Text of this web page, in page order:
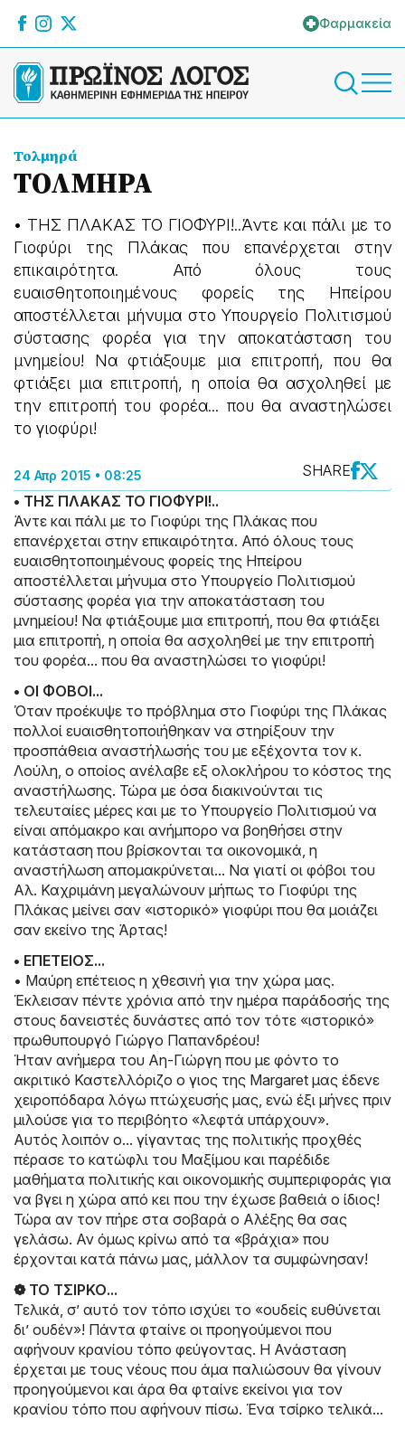
Φαρμακεία
Τολμηρά
ΤΟΛΜΗΡΑ
• ΤΗΣ ΠΛΑΚΑΣ ΤΟ ΓΙΟΦΥΡΙ!..Άντε και πάλι με το
Γιοφύρι της Πλάκας που επανέρχεται στην
επικαιρότητα. Από όλους τους
ευαισθητοποιημένους φορείς της Ηπείρου
αποστέλλεται μήνυμα στο Υπουργείο Πολιτισμού
σύστασης φορέα για την αποκατάσταση του
μνημείου! Να φτιάξουμε μια επιτροπή, που θα
φτιάξει μια επιτροπή, η οποία θα ασχοληθεί με
την επιτροπή του φορέα... που θα αναστηλώσει
το γιοφύρι!
24 Απρ 2015 • 08:25
SHARE
• ΤΗΣ ΠΛΑΚΑΣ ΤΟ ΓΙΟΦΥΡΙ!..
Άντε και πάλι με το Γιοφύρι της Πλάκας που
επανέρχεται στην επικαιρότητα. Από όλους τους
ευαισθητοποιημένους φορείς της Ηπείρου
αποστέλλεται μήνυμα στο Υπουργείο Πολιτισμού
σύστασης φορέα για την αποκατάσταση του
μνημείου! Να φτιάξουμε μια επιτροπή, που θα φτιάξει
μια επιτροπή, η οποία θα ασχοληθεί με την επιτροπή
του φορέα... που θα αναστηλώσει το γιοφύρι!
• ΟΙ ΦΟΒΟΙ...
Όταν προέκυψε το πρόβλημα στο Γιοφύρι της Πλάκας
πολλοί ευαισθητοποιήθηκαν να στηρίξουν την
προσπάθεια αναστήλωσής του με εξέχοντα τον κ.
Λούλη, ο οποίος ανέλαβε εξ ολοκλήρου το κόστος της
αναστήλωσης. Τώρα με όσα διακινούνται τις
τελευταίες μέρες και με το Υπουργείο Πολιτισμού να
είναι απόμακρο και ανήμπορο να βοηθήσει στην
κατάσταση που βρίσκονται τα οικονομικά, η
αναστήλωση απομακρύνεται... Να γιατί οι φόβοι του
Αλ. Καχριμάνη μεγαλώνουν μήπως το Γιοφύρι της
Πλάκας μείνει σαν «ιστορικό» γιοφύρι που θα μοιάζει
σαν εκείνο της Άρτας!
• ΕΠΕΤΕΙΟΣ...
• Μαύρη επέτειος η χθεσινή για την χώρα μας.
Έκλεισαν πέντε χρόνια από την ημέρα παράδοσής της
στους δανειστές δυνάστες από τον τότε «ιστορικό»
πρωθυπουργό Γιώργο Παπανδρέου!
Ήταν ανήμερα του Αη-Γιώργη που με φόντο το
ακριτικό Καστελλόριζο ο γιος της Margaret μας έδενε
χειροπόδαρα λόγω πτώχευσής μας, ενώ έξι μήνες πριν
μιλούσε για το περιβόητο «λεφτά υπάρχουν».
Αυτός λοιπόν ο... γίγαντας της πολιτικής προχθές
πέρασε το κατώφλι του Μαξίμου και παρέδιδε
μαθήματα πολιτικής και οικονομικής συμπεριφοράς για
να βγει η χώρα από κει που την έχωσε βαθειά ο ίδιος!
Τώρα αν τον πήρε στα σοβαρά ο Αλέξης θα σας
γελάσω. Αν όμως κρίνω από τα «βράχια» που
έρχονται κατά πάνω μας, μάλλον τα συμφώνησαν!
❁ ΤΟ ΤΣΙΡΚΟ...
Τελικά, σ’ αυτό τον τόπο ισχύει το «ουδείς ευθύνεται
δι’ ουδέν»! Πάντα φταίνε οι προηγούμενοι που
αφήνουν κρανίου τόπο φεύγοντας. Η Ανάσταση
έρχεται με τους νέους που άμα παλιώσουν θα γίνουν
προηγούμενοι και άρα θα φταίνε εκείνοι για τον
κρανίου τόπο που αφήνουν πίσω. Ένα τσίρκο τελικά...